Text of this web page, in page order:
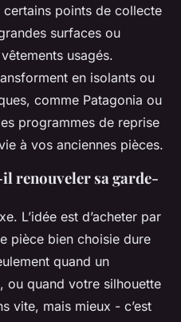
points de collecte
surfaces ou
usagés.
en isolants ou
comme Patagonia ou
programmes de reprise
à vos anciennes pièces.
renouveler sa garde-
L’idée est d’acheter par
pièce bien choisie dure
quand un
ou quand votre silhouette
vite, mais mieux - c’est